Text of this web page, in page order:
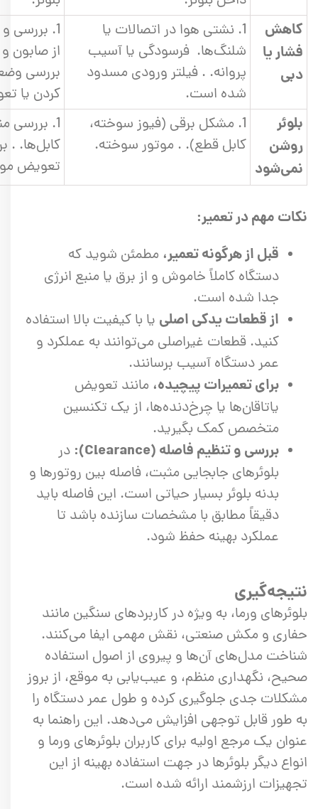
کاهش
فشار یا
دبی
1. نشتی هوا در اتصالات یا
شلنگ‌ها. فرسودگی یا آسیب
پروانه. . فیلتر ورودی مسدود
شده است.
1. بررسی
از صابون
بررسی
کردن یا
بلوئر
روشن
نمی‌شود
1. مشکل برقی (فیوز سوخته،
کابل قطع). . موتور سوخته.
1. بررسی
کابل‌ها. .
تعویض
نکات مهم در تعمیر:
قبل از هرگونه تعمیر، مطمئن شوید که
دستگاه کاملاً خاموش و از برق یا منبع انرژی
جدا شده است.
از قطعات یدکی اصلی یا با کیفیت بالا استفاده
کنید. قطعات غیراصلی می‌توانند به عملکرد و
عمر دستگاه آسیب برسانند.
برای تعمیرات پیچیده، مانند تعویض
یاتاقان‌ها یا چرخ‌دنده‌ها، از یک تکنسین
متخصص کمک بگیرید.
بررسی و تنظیم فاصله (Clearance):
در
بلوئرهای جابجایی مثبت، فاصله بین روتورها و
بدنه بلوئر بسیار حیاتی است. این فاصله باید
دقیقاً مطابق با مشخصات سازنده باشد تا
عملکرد بهینه حفظ شود.
نتیجه‌گیری
بلوئرهای ورما، به ویژه در کاربردهای سنگین مانند
حفاری و مکش صنعتی، نقش مهمی ایفا می‌کنند.
شناخت مدل‌های آن‌ها و پیروی از اصول استفاده
صحیح، نگهداری منظم، و عیب‌یابی به موقع، از بروز
مشکلات جدی جلوگیری کرده و طول عمر دستگاه را
به طور قابل توجهی افزایش می‌دهد. این راهنما به
عنوان یک مرجع اولیه برای کاربران بلوئرهای ورما و
انواع دیگر بلوئرها در جهت استفاده بهینه از این
تجهیزات ارزشمند ارائه شده است.